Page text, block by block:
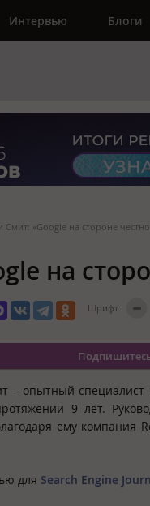
Интервью Блоги
Смит: «Google на стороне
на
Шрифт:
– опытный специалист
9 лет.
ему компания
для Search Engine